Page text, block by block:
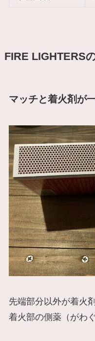
FIRE LIGHTERS
マッチと着火剤が
先端部分以外が着火
着火部の側薬（がわ